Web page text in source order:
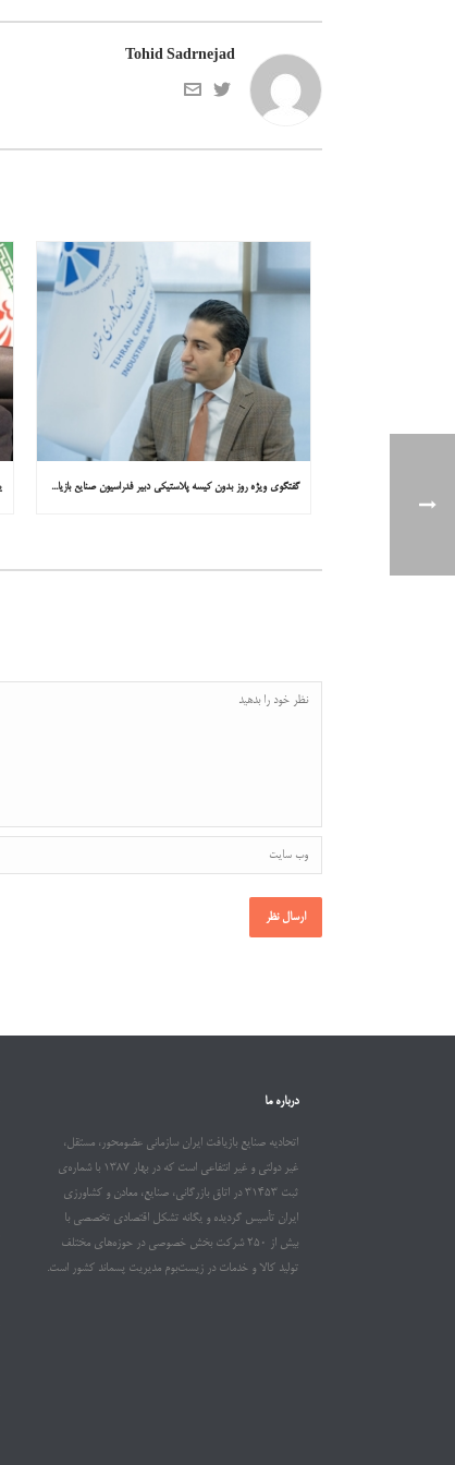
Tohid Sadrnejad
گفتگوی ویژه روز بدون کیسه پلاستیکی دبیر فدراسیون صنایع بازیافت ایران با همشهری : «مشکل از مدیریت پسماند پلاستیکی است، نه کیسه پلاستیکی»
درباره ما
اتحادیه صنایع بازیافت ایران سازمانی عضومحور، مستقل،
غیر دولتی و غیر انتفاعی است که در بهار ۱۳۸۷ با شماره‌ی
ثبت ۳۱۴۵۳ در اتاق بازرگانی، صنایع، معادن و کشاورزی
ایران تأسیس گردیده و یگانه تشکل اقتصادی تخصصی با
بیش از ۲۵۰ شرکت بخش خصوصی در حوزه‌های مختلف
تولید کالا و خدمات در زیست‌بوم مدیریت پسماند کشور است.